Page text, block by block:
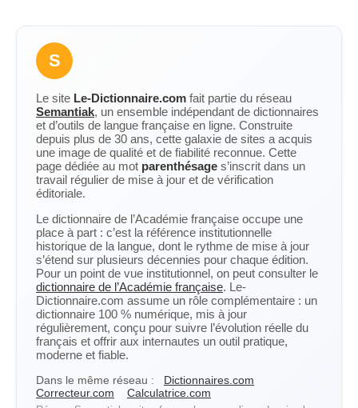
S
Le site Le-Dictionnaire.com fait partie du réseau
Semantiak, un ensemble indépendant de dictionnaires
et d’outils de langue française en ligne. Construite
depuis plus de 30 ans, cette galaxie de sites a acquis
une image de qualité et de fiabilité reconnue. Cette
page dédiée au mot parenthésage s’inscrit dans un
travail régulier de mise à jour et de vérification
éditoriale.
Le dictionnaire de l’Académie française occupe une
place à part : c’est la référence institutionnelle
historique de la langue, dont le rythme de mise à jour
s’étend sur plusieurs décennies pour chaque édition.
Pour un point de vue institutionnel, on peut consulter le
dictionnaire de l’Académie française. Le-
Dictionnaire.com assume un rôle complémentaire : un
dictionnaire 100 % numérique, mis à jour
régulièrement, conçu pour suivre l’évolution réelle du
français et offrir aux internautes un outil pratique,
moderne et fiable.
Dans le même réseau :
Dictionnaires.com
Correcteur.com
Calculatrice.com